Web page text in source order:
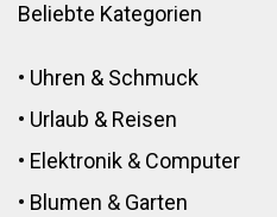
Beliebte Kategorien
• Uhren & Schmuck
• Urlaub & Reisen
• Elektronik & Computer
• Blumen & Garten